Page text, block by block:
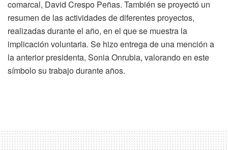
comarcal, David Crespo Peñas. También se proyectó un
resumen de las actividades de diferentes proyectos,
realizadas durante el año, en el que se muestra la
implicación voluntaria. Se hizo entrega de una mención a
la anterior presidenta, Sonia Onrubia, valorando en este
símbolo su trabajo durante años.